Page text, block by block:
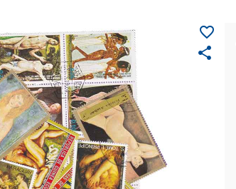
share
favorite_border